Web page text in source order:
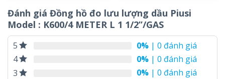
Đánh giá Đồng hồ đo lưu lượng dầu Piusi
Model : K600/4 METER L 1 1/2’’/GAS
5 0% | 0 đánh giá
4
0% | 0 đánh giá
3
0% | 0 đánh giá